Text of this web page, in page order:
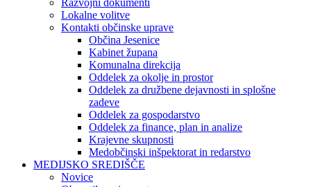
Lokalne volitve
Kontakti občinske uprave
Občina Jesenice
Kabinet župana
Komunalna direkcija
Oddelek za okolje in prostor
Oddelek za družbene dejavnosti in splošne
zadeve
Oddelek za gospodarstvo
Oddelek za finance, plan in analize
Krajevne skupnosti
Medobčinski inšpektorat in redarstvo
MEDIJSKO SREDIŠČE
Novice